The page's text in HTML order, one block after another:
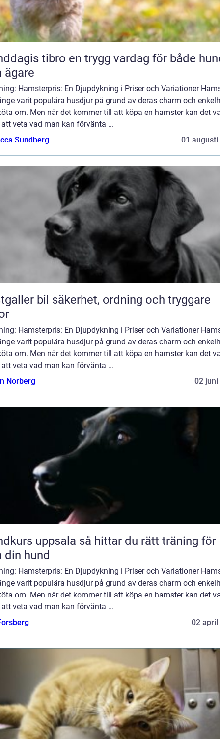
en trygg vardag för både hund
ägare
Hamsterpris: En Djupdykning i Priser och Variationer
varit populära husdjur på grund av deras charm och
om. Men när det kommer till att köpa en hamster kan det
veta vad man kan förvänta ...
Sundberg
01 augusti
ordning och tryggare
Hamsterpris: En Djupdykning i Priser och Variationer
varit populära husdjur på grund av deras charm och
om. Men när det kommer till att köpa en hamster kan det
veta vad man kan förvänta ...
Norberg
02 juni
så hittar du rätt träning för dig
din hund
Hamsterpris: En Djupdykning i Priser och Variationer
varit populära husdjur på grund av deras charm och
om. Men när det kommer till att köpa en hamster kan det
veta vad man kan förvänta ...
02 april